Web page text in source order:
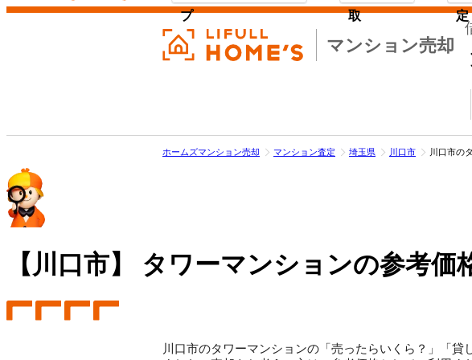
マンション売却
プ 取 定
ホームズマンション売却 マンション査定 埼玉県 川口市 川口市の
【川口市】 タワーマンションの参考価
川口市のタワーマンションの「売ったらいくら？」「